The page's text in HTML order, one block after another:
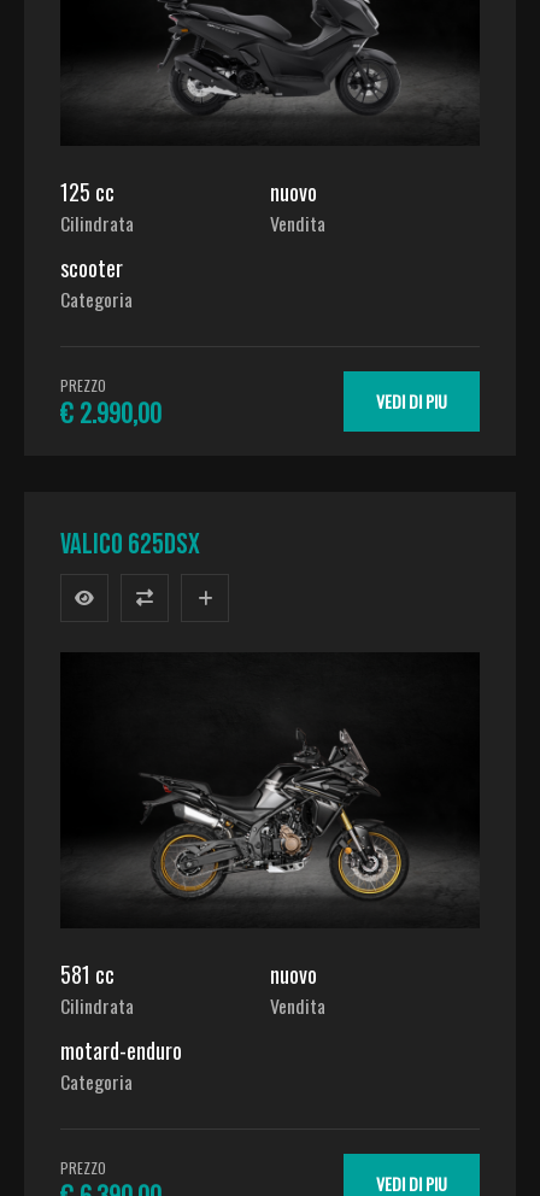
125 cc
Cilindrata
nuovo
Vendita
scooter
Categoria
PREZZO
€ 2.990,00 VEDI DI PIU
VALICO 625DSX
581 cc
Cilindrata
nuovo
Vendita
motard-enduro
Categoria
PREZZO
VEDI DI PIU